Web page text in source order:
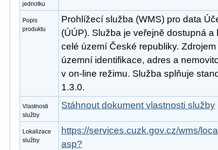
jednotku
Popis
produktu
Prohlížecí služba (WMS) pro data
(ÚÚP). Služba je veřejně dostupná
celé území České republiky.
územní identifikace, adres a
v on-line režimu. Služba splňuje
1.3.0.
Vlastnosti
služby
Stáhnout dokument vlastnosti služby
Lokalizace
služby
https://services.cuzk.gov.cz/wms/
asp?